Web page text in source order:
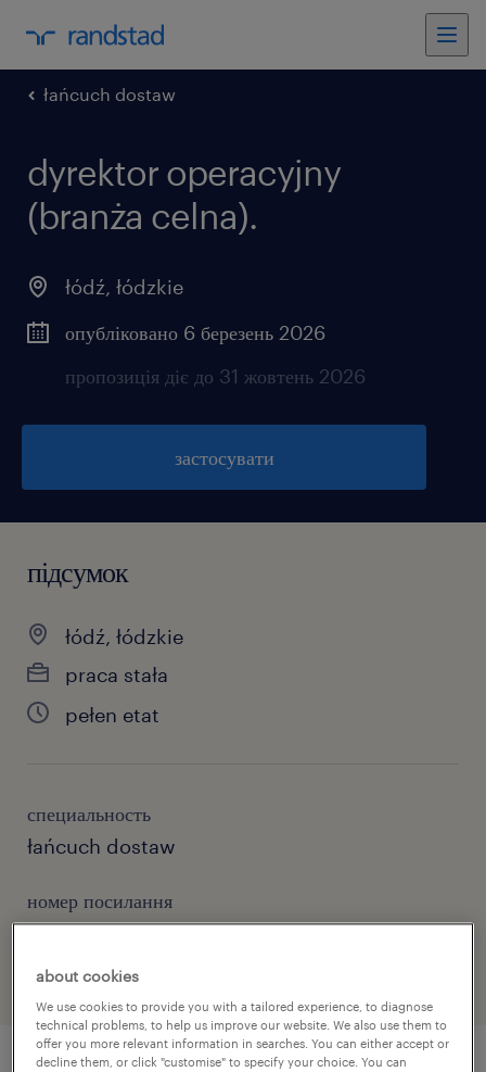
łańcuch dostaw
dyrektor operacyjny
(branża celna).
łódź, łódzkie
опубліковано 6 березень 2026
пропозиція діє до 31 жовтень 2026
застосувати
підсумок
łódź, łódzkie
praca stała
pełen etat
специальность
łańcuch dostaw
номер посилання
46562704
about cookies
We use cookies to provide you with a tailored experience, to diagnose
technical problems, to help us improve our website. We also use them to
offer you more relevant information in searches. You can either accept or
decline them, or click "customise" to specify your choice. You can